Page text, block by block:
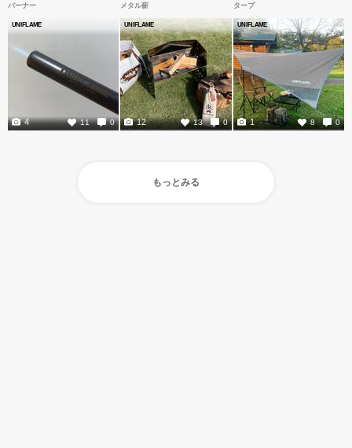
バーナー
UNIFLAME
11 0
4
メタル薪
UNIFLAME
13 0
12
タープ
UNIFLAME
8 0
1
もっとみる